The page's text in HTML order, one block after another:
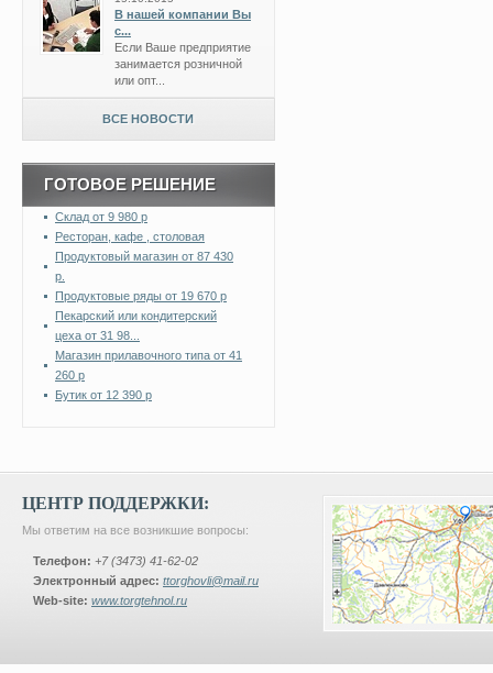
В нашей компании Вы
с...
Если Ваше предприятие
занимается розничной
или опт...
ВСЕ НОВОСТИ
ГОТОВОЕ РЕШЕНИЕ
Склад от 9 980 р
Ресторан, кафе , столовая
Продуктовый магазин от 87 430
р.
Продуктовые ряды от 19 670 р
Пекарский или кондитерский
цеха от 31 98...
Магазин прилавочного типа от 41
260 р
Бутик от 12 390 р
ЦЕНТР ПОДДЕРЖКИ:
Мы ответим на все возникшие вопросы:
Телефон: +7 (3473) 41-62-02
Электронный адрес: ttorghovli@mail.ru
Web-site: www.torgtehnol.ru